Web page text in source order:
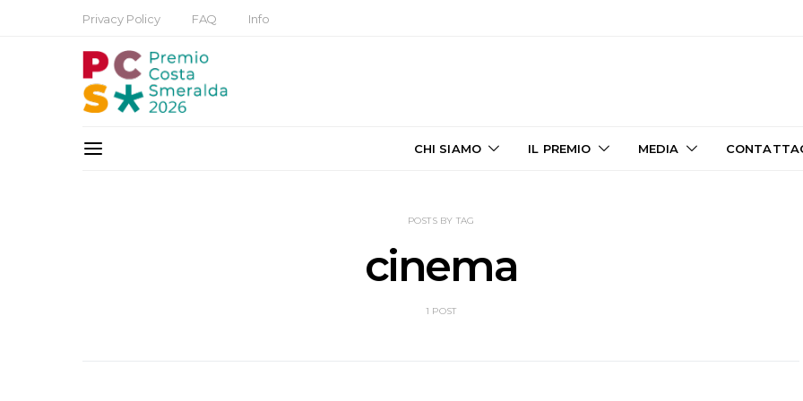
Privacy Policy FAQ Info
CHI SIAMO IL PREMIO MEDIA
POSTS BY TAG
cinema
1 POST